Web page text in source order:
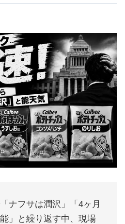
ナフサは潤沢」「4ヶ月
」と繰り返す中、現場